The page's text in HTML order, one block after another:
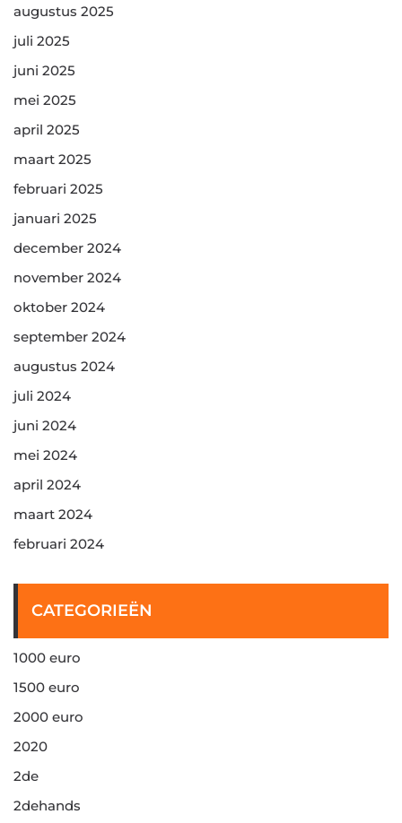
augustus 2025
juli 2025
juni 2025
mei 2025
april 2025
maart 2025
februari 2025
januari 2025
december 2024
november 2024
oktober 2024
september 2024
augustus 2024
juli 2024
juni 2024
mei 2024
april 2024
maart 2024
februari 2024
CATEGORIEËN
1000 euro
1500 euro
2000 euro
2020
2de
2dehands